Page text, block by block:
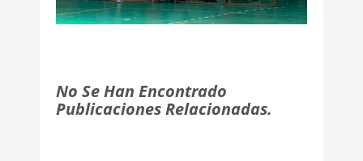
No Se Han Encontrado
Publicaciones Relacionadas.